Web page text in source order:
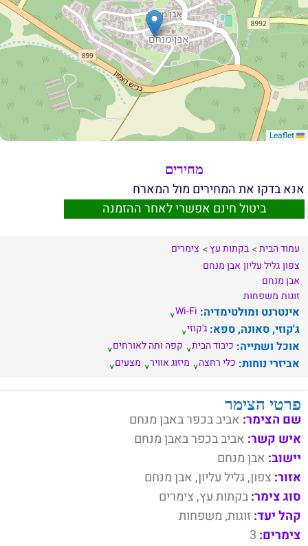
מחירים
אנא בדקו את המחירים מול המארח
ביטול חינם אפשרי לאחר ההזמנה
עמוד הבית בקתות עץ
צימרים
צפוןגליל עליון אבן מנחם
אבן מנחם
זוגות משפחות
אינטרנט ומולטימדיה: Wi-Fi
ג'קוזי, סאונה, ספא: ג'קוזי
אוכל ושתייה: כיבוד הבית קפה ותה לאורחים
אביזרי נוחות: כלי רחצה מיזוג אוויר מצעים
פרטי הצימר
שם הצימר: אביב בכפר באבן מנחם
איש קשר: אביב בכפר באבן מנחם
יישוב: אבן מנחם
אזור: צפון, גליל עליון, אבן מנחם
סוג צימר:בקתות עץ, צימרים
קהל יעד:זוגות, משפחות
צימרים: 3